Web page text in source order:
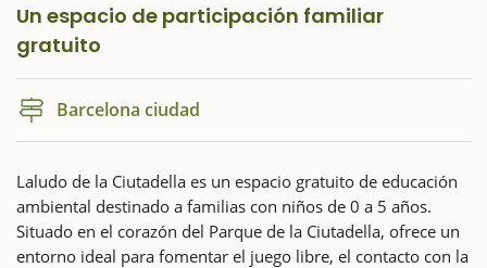
Un espacio de participación familiar
gratuito
Barcelona ciudad
Laludo de la Ciutadella es un espacio gratuito de educación
ambiental destinado a familias con niños de 0 a 5 años.
Situado en el corazón del Parque de la Ciutadella, ofrece un
entorno ideal para fomentar el juego libre, el contacto con la